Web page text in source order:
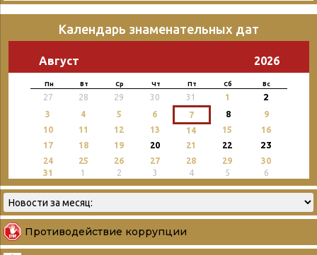
Календарь знаменательных дат
Август 2026
Пн Вт Ср Чт Пт Сб Вс
27 28 29 30 31 1 2
3 4 5 6 7 8
9
10
11 12 13 14 15
16
17
18 19 20 21 22 23
24 25 26 27 28 29
30
31
1 2 3 4 5 6
Противодействие коррупции